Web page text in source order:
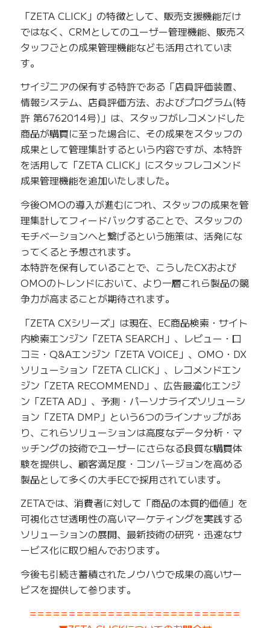
「ZETA CLICK」の特徴として、販売支援機能だけ
ではなく、CRMとしてのユーザー管理機能、販売ス
タッフごとの成果管理機能なども活用されていま
す。
サイジニアの保有する特許である「店員評価装置、
情報システム、店員評価方法、およびプログラム(特
許 第6762014号)」は、スタッフがレコメンドした
商品が購買に至った場合に、その成果をスタッフの
成果として管理集計するという内容ですが、本特許
を活用して「ZETA CLICK」にスタッフレコメンド
成果管理機能を追加いたしました。
今後OMOの導入が進むにつれ、スタッフの成果を管
理集計してフィードバックすることで、スタッフの
モチベーションへと繋げるという施策は、活発にな
ってくると予想されます。
本特許を保有していることで、こうしたCXおよび
OMOのトレンドにおいて、より一層これら製品の競
争力が高まることが期待されます。
「ZETA CXシリーズ」は現在、EC商品検索・サイト
内検索エンジン「ZETA SEARCH」、レビュー・口
コミ・Q&Aエンジン「ZETA VOICE」、OMO・DX
ソリューション「ZETA CLICK」、レコメンドエン
ジン「ZETA RECOMMEND」、広告最適化エンジ
ン「ZETA AD」、予測・パーソナライズソリューシ
ョン「ZETA DMP」という6つのラインナップがあ
り、これらソリューションは高度なデータ分析・マ
ッチングの技術でユーザーにさらなる良質な購買体
験を提供し、顧客満足度・コンバージョンを高める
製品として多くの大手ECで採用されています。
ZETAでは、消費者に対して「商品の本質的価値」を
可視化させ透明性の高いマーケティングを実践する
ソリューションの展開、最新技術の研究・迅速なサ
ービス化に取り組んでおります。
今後も引続き蓄積されたノウハウで成果の高いサー
ビスを提供して参ります。
===========================